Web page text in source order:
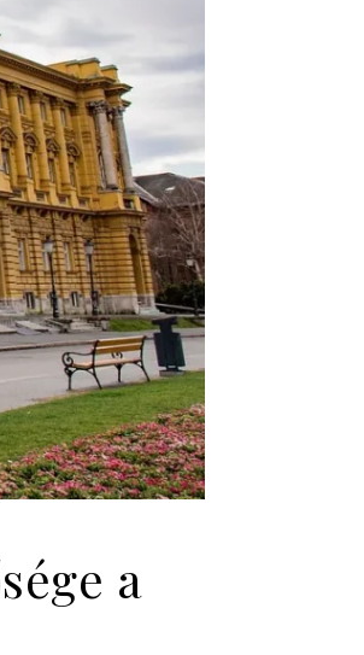
a